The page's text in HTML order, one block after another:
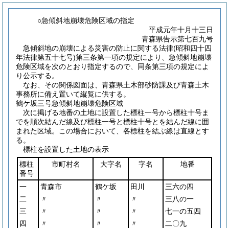
○急傾斜地崩壊危険区域の指定
平成元年十月十三日
青森県告示第七百九号
急傾斜地の崩壊による災害の防止に関する法律(昭和四十四
年法律第五十七号)第三条第一項の規定により、急傾斜地崩壊
危険区域を次のとおり指定するので、同条第三項の規定によ
り公示する。
なお、その関係図面は、青森県土木部砂防課及び青森土木
事務所に備え置いて縦覧に供する。
鶴ケ坂三号急傾斜地崩壊危険区域
次に掲げる地番の土地に設置した標柱一号から標柱十号ま
でを順次結んだ線及び標柱一号と標柱十号とを結んだ線に囲
まれた区域。この場合において、各標柱を結ぶ線は直線とす
る。
標柱を設置した土地の表示
標柱
番号
市町村名 大字名 字名 地番
一 青森市 鶴ケ坂 田川
三六の四
二
〃 〃 〃
三八の一
三
〃 〃 〃
七一の五四
四
〃 〃 〃
二〇九